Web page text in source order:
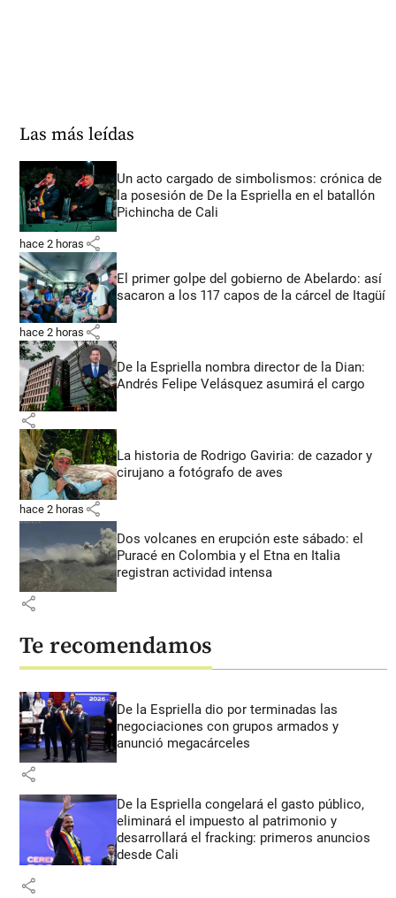
Las más leídas
Un acto cargado de simbolismos: crónica de
la posesión de De la Espriella en el batallón
Pichincha de Cali
hace 2 horas share
El primer golpe del gobierno de Abelardo: así
sacaron a los 117 capos de la cárcel de Itagüí
hace 2 horas share
De la Espriella nombra director de la Dian:
Andrés Felipe Velásquez asumirá el cargo
share
La historia de Rodrigo Gaviria: de cazador y
cirujano a fotógrafo de aves
hace 2 horas share
Dos volcanes en erupción este sábado: el
Puracé en Colombia y el Etna en Italia
registran actividad intensa
share
Te recomendamos
De la Espriella dio por terminadas las
negociaciones con grupos armados y
anunció megacárceles
share
De la Espriella congelará el gasto público,
eliminará el impuesto al patrimonio y
desarrollará el fracking: primeros anuncios
desde Cali
share